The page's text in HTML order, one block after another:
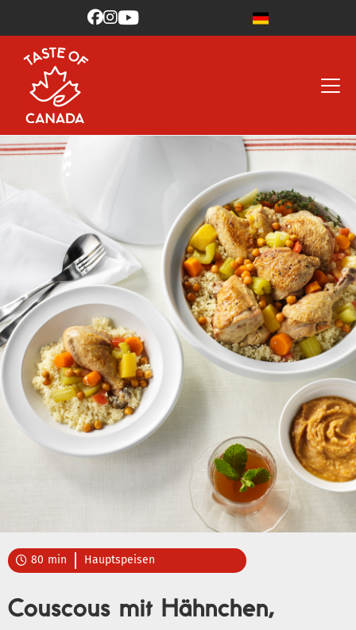

 80 min Hauptspeisen
Couscous mit Hähnchen,